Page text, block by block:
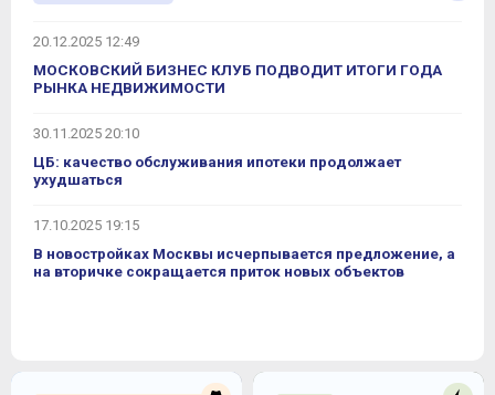
20.12.2025 12:49
МОСКОВСКИЙ БИЗНЕС КЛУБ ПОДВОДИТ ИТОГИ ГОДА
РЫНКА НЕДВИЖИМОСТИ
30.11.2025 20:10
ЦБ: качество обслуживания ипотеки продолжает
ухудшаться
17.10.2025 19:15
В новостройках Москвы исчерпывается предложение, а
на вторичке сокращается приток новых объектов